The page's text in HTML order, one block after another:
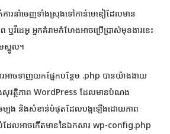
រនាំចេញទាំងស្រុងទៅកាន់មេឌៀដែលមាន
ឬវីដេអូ អ្នកគំរាមកំហែងអាចប្រើប្រាស់មុខងារនេះ
ស្នូល។
រអាចទាញយកផ្នែកបន្ថែម .php បានយ៉ាងងាយ
វត្ថិភាព WordPress ដែលមានបំណង
ម្បង និងសំខាន់បំផុតដែលបង្កឡើងដោយភាព
ល់ដែលអាចកើតមាននៃឯកសារ wp-config.php